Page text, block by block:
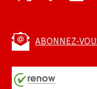
ABONNEZ-